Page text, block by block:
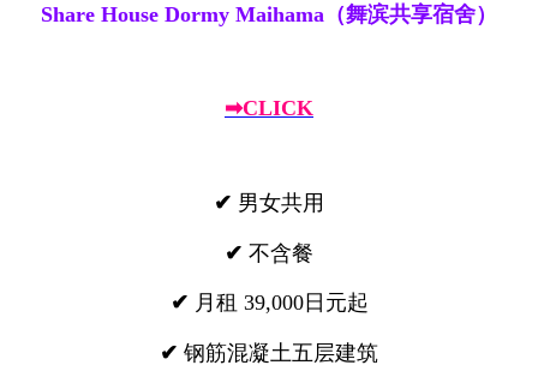
Share House Dormy Maihama（舞滨共享宿舍）
➡CLICK
✔ 男女共用
✔ 不含餐
✔ 月租 39,000日元起
✔ 钢筋混凝土五层建筑